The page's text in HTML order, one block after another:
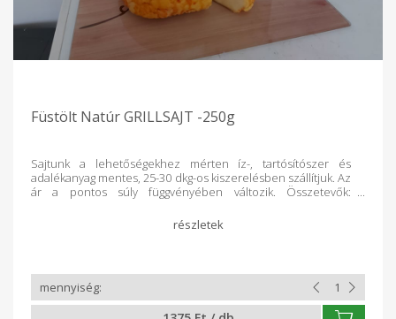
Füstölt Natúr GRILLSAJT -250g
Sajtunk a lehetőségekhez mérten íz-, tartósítószer és
adalékanyag mentes, 25-30 dkg-os kiszerelésben szállítjuk. Az
ár a pontos súly függvényében változik. Összetevők: